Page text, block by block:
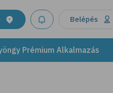
Belépés
Prémium Alkalmazás